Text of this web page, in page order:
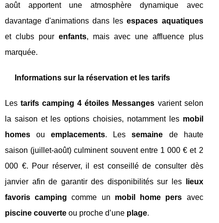
août apportent une atmosphère dynamique avec
davantage d'animations dans lesespaces aquatiques
et clubs pour enfants, mais avec une affluence plus
marquée.
Informations sur la réservation et les tarifs
Lestarifs camping 4 étoiles Messanges varient selon
la saison et les options choisies, notamment les mobil
homes ouemplacements. Lessemaine de haute
saison (juillet-août) culminent souvent entre 1 000 € et 2
000 €. Pour réserver, il est conseillé de consulter dès
janvier afin de garantir des disponibilités sur les
lieux
favoris camping comme un mobil home pers avec
piscine couverte ou proche d’une plage.